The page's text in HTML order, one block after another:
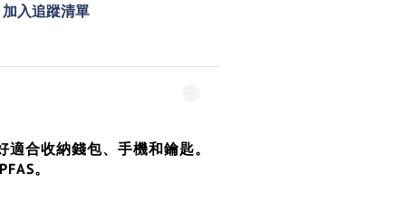
加入追蹤清單
合收納錢包、手機和鑰匙。
。